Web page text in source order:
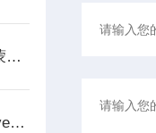
新品发布！艾默生*推出罗斯蒙特925FGD固定式气体检测器
罗克韦尔自动化携手1PointFive 签署直接空气捕获碳去除信用协议